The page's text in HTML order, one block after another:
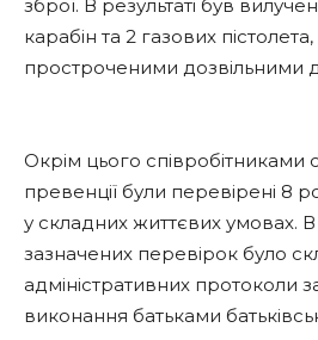
зброї. В результаті був
карабін та 2 газових пістолета,
простроченими дозвільними
Окрім цього співробітниками
превенції були перевірені 8
у складних життєвих умовах. В
зазначених перевірок було
адміністративних протоколи
виконання батьками